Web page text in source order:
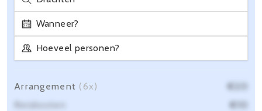
Wanneer?
Hoeveel personen?
Arrangement (6x)
€20
Reiskosten
€10